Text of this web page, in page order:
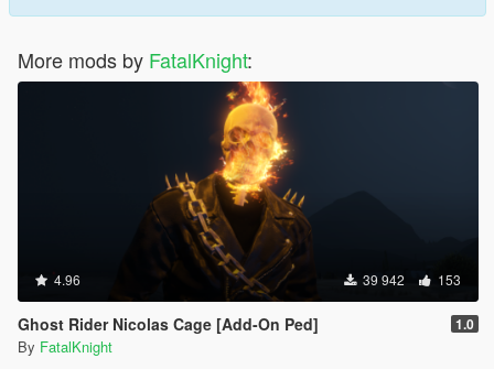
More mods by FatalKnight:
4.96 39 942 153
Ghost Rider Nicolas Cage [Add-On Ped] 1.0
By FatalKnight